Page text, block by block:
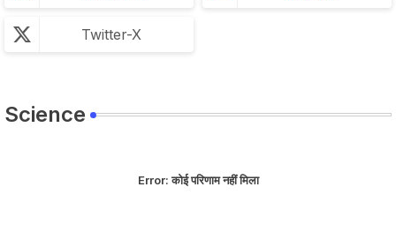
Twitter-X
Science
Error:कोई परिणाम नहीं मिला